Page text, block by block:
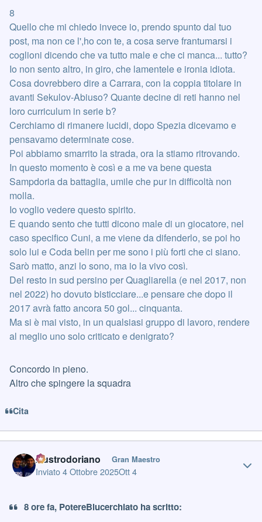
8
Quello che mi chiedo invece io, prendo spunto dal tuo
post, ma non ce l',ho con te, a cosa serve frantumarsi i
coglioni dicendo che va tutto male e che ci manca... tutto?
Io non sento altro, in giro, che lamentele e ironia idiota.
Cosa dovrebbero dire a Carrara, con la coppia titolare in
avanti Sekulov-Abiuso? Quante decine di reti hanno nel
loro curriculum in serie b?
Cerchiamo di rimanere lucidi, dopo Spezia dicevamo e
pensavamo determinate cose.
Poi abbiamo smarrito la strada, ora la stiamo ritrovando.
In questo momento è così e a me va bene questa
Sampdoria da battaglia, umile che pur in difficoltà non
molla.
Io voglio vedere questo spirito.
E quando sento che tutti dicono male di un giocatore, nel
caso specifico Cuni, a me viene da difenderlo, se poi ho
solo lui e Coda belin per me sono i più forti che ci siano.
Sarò matto, anzi lo sono, ma io la vivo così.
Del resto in sud persino per Quagliarella (e nel 2017, non
nel 2022) ho dovuto bisticciare...e pensare che dopo il
2017 avrà fatto ancora 50 gol... cinquanta.
Ma si è mai visto, in un qualsiasi gruppo di lavoro, rendere
al meglio uno solo criticato e denigrato?
Concordo in pieno.
Altro che spingere la squadra
Cita
Austrodoriano Gran Maestro
Inviato4 Ottobre 2025Ott 4
8 ore fa, PotereBlucerchiato ha scritto: